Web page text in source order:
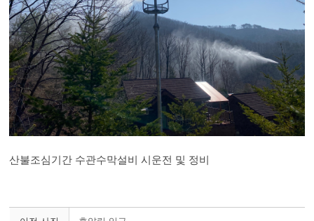
산불조심기간 수관수막설비 시운전 및 정비